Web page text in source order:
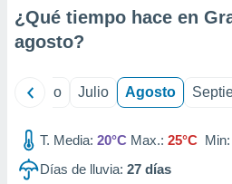
mediante
publicidad
¿Qué tiempo hace en
agosto?
Junio Julio Agosto
T. Media: 20°C Max.: 25°C Min:
Días de lluvia: 27 días